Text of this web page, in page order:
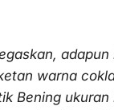
warna
Bening